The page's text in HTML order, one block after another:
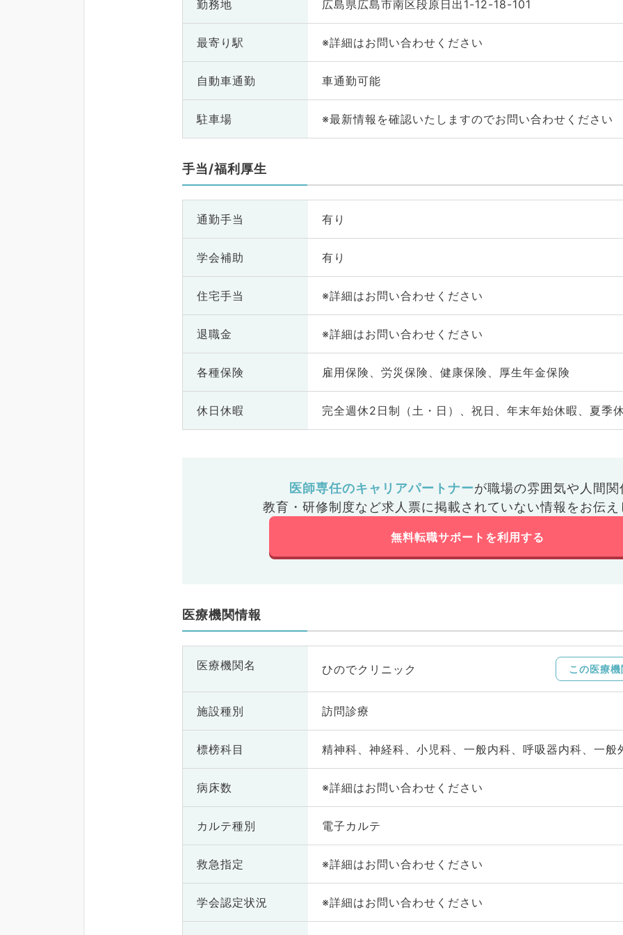
勤務地 広島県広島市南区段原日出1-12-18-101
最寄り駅 ※詳細はお問い合わせください
自動車通勤 車通勤可能
駐車場 ※最新情報を確認いたしますのでお問い合わせください
手当/福利厚生
通勤手当 有り
学会補助 有り
住宅手当 ※詳細はお問い合わせください
退職金 ※詳細はお問い合わせください
各種保険 雇用保険、労災保険、健康保険、厚生年金保険
休日休暇 完全週休2日制（土・日）、祝日、年末年始休暇、夏季
医師専任のキャリアパートナーが職場の雰囲気や人間関
教育・研修制度など求人票に掲載されていない情報をお伝え
無料転職サポートを利用する
医療機関情報
医療機関名 ひのでクリニック この医療
施設種別 訪問診療
標榜科目 精神科、神経科、小児科、一般内科、呼吸器内科、一般
病床数 ※詳細はお問い合わせください
カルテ種別 電子カルテ
救急指定 ※詳細はお問い合わせください
学会認定状況 ※詳細はお問い合わせください